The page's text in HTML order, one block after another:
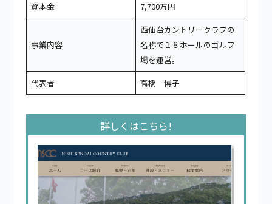
資本金
7,700万円
事業内容
西仙台カントリークラブの
名称で１８ホールのゴルフ
場を運営。
代表者
高橋 博子